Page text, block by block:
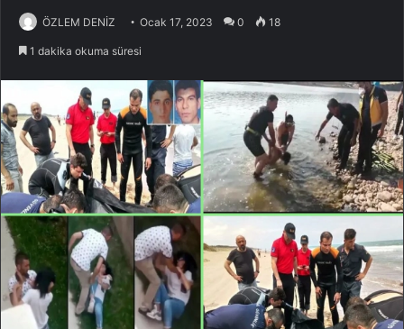
ÖZLEM DENİZ Ocak 17, 2023 0 18
1 dakika okuma süresi